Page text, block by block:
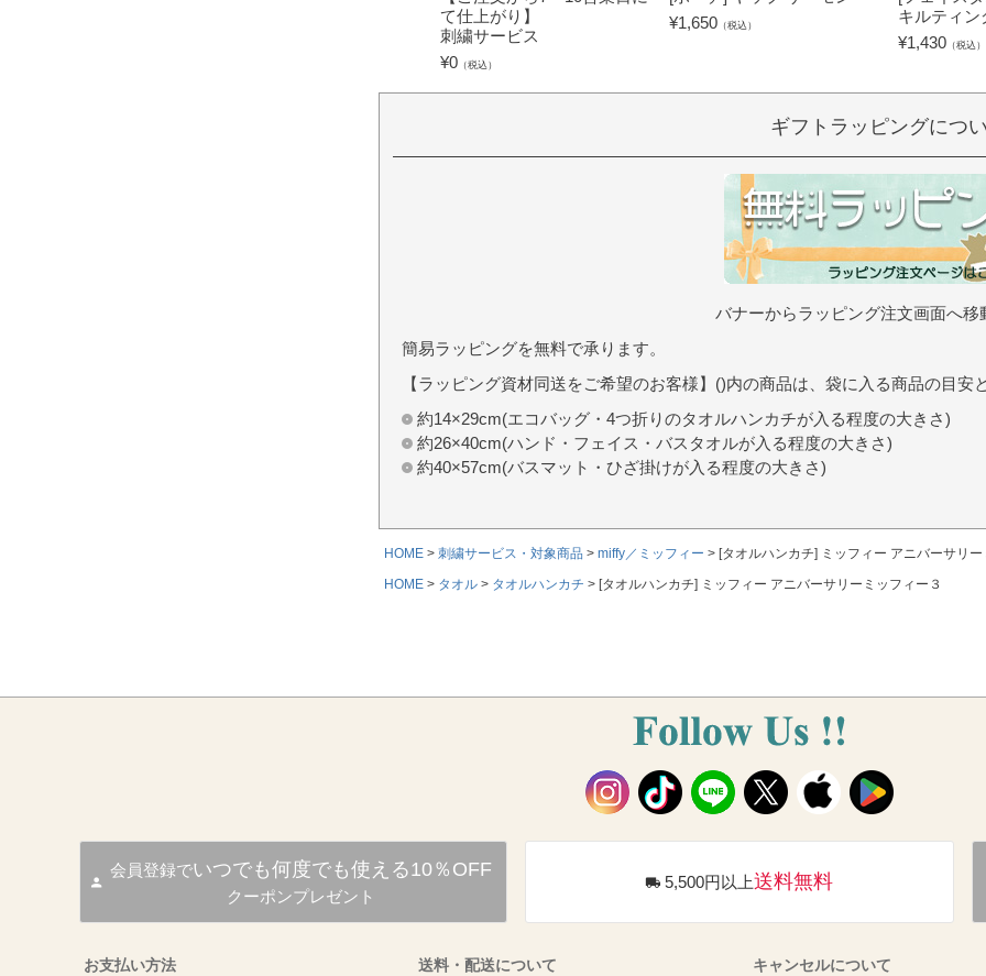
て仕上がり】
刺繍サービス
¥0 （税込）
¥1,650 （税込）
キルティン
¥1,430 （税込）
ギフトラッピングにつ
バナーからラッピング注文画面へ移
簡易ラッピングを無料で承ります。
【ラッピング資材同送をご希望のお客様】()内の商品は、袋に入る商品の目安
約14×29cm(エコバッグ・4つ折りのタオルハンカチが入る程度の大きさ)
約26×40cm(ハンド・フェイス・バスタオルが入る程度の大きさ)
約40×57cm(バスマット・ひざ掛けが入る程度の大きさ)
HOME 刺繍サービス・対象商品 miffy／ミッフィー
[タオルハンカチ] ミッフィー アニバーサリー
HOME
タオル タオルハンカチ [タオルハンカチ] ミッフィー アニバーサリーミッフィー３
会員登録でいつでも何度でも使える10％OFF
クーポンプレゼント
5,500円以上送料無料
お支払い方法 送料・配送について キャンセルについて